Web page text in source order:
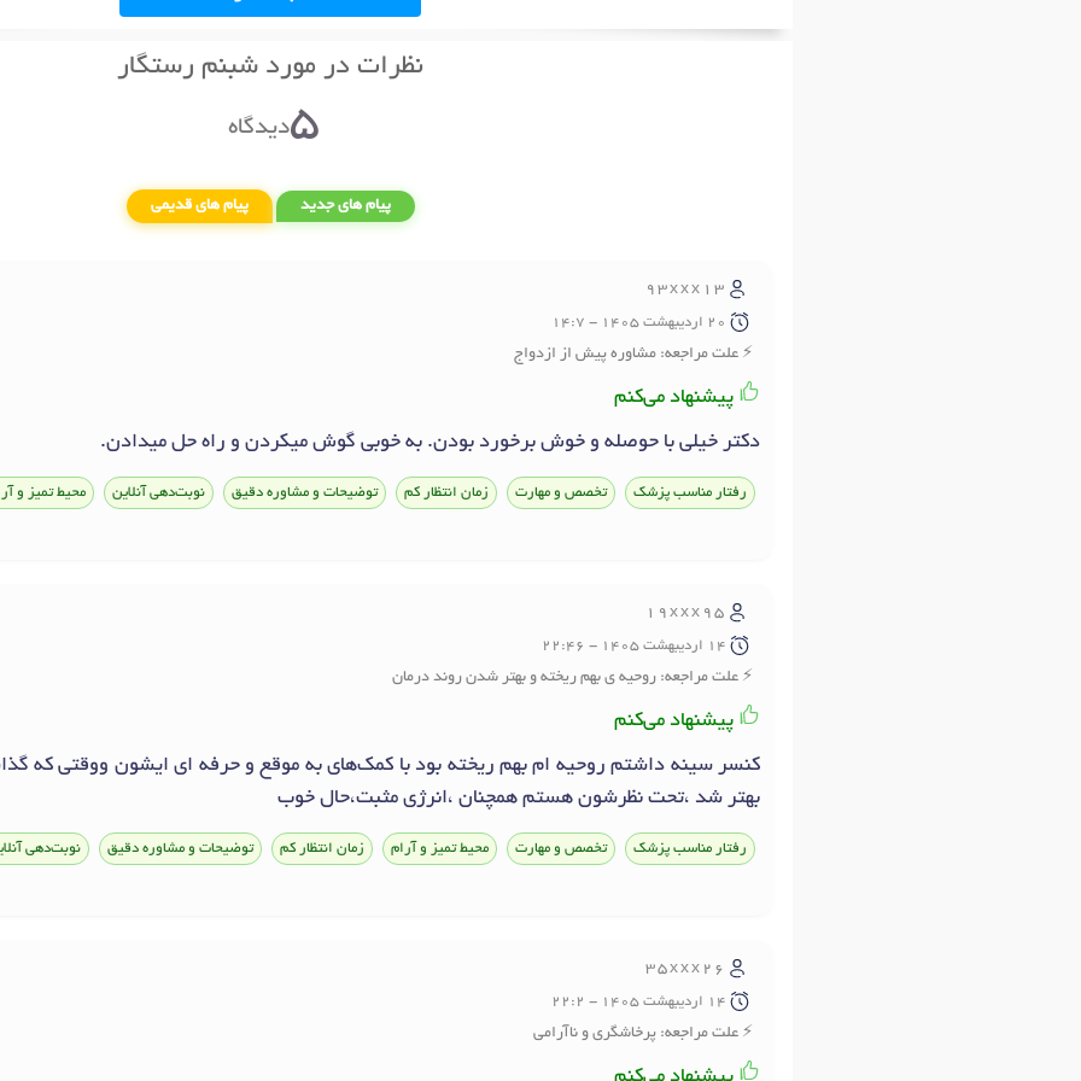
نظرات در مورد شبنم رستگار
5دیدگاه
پیام های جدید پیام های قدیمی
93xxx13
20 ارديبهشت 1405 - 14:7
علت مراجعه: مشاوره پیش از ازدواج
پیشنهاد می‌کنم
دکتر خیلی با حوصله و خوش برخورد بودن. به خوبی گوش میکردن و راه حل میدادن.
رفتار مناسب پزشک تخصص و مهارت زمان انتظار کم توضیحات و مشاوره دقیق نوبت‌دهی آنلاین محیط تمیز و
19xxx95
14 ارديبهشت 1405 - 22:46
علت مراجعه: روحیه ی بهم ریخته و بهتر شدن روند درمان
پیشنهاد می‌کنم
کنسر سینه داشتم روحیه ام بهم ریخته بود با کمک‌های به موقع و حرفه ای ایشون ووقتی که
بهتر شد ،تحت نظرشون هستم همچنان ،انرژی مثبت،حال خوب
رفتار مناسب پزشک تخصص و مهارت محیط تمیز و آرام زمان انتظار کم توضیحات و مشاوره دقیق نوبت‌دهی
35xxx26
14 ارديبهشت 1405 - 22:2
علت مراجعه: پرخاشگری و ناآرامی